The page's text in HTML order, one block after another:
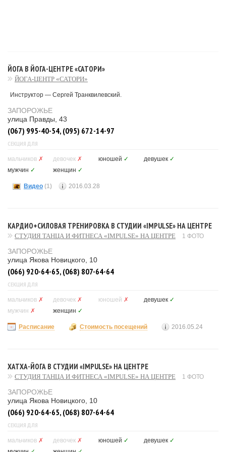
ЙОГА В ЙОГА-ЦЕНТРЕ «САТОРИ»
ЙОГА-ЦЕНТР «САТОРИ»
Инструктор — Сергей Транквилевский.
ЗАПОРОЖЬЕ
улица Правды, 43
(067) 995-40-54, (095) 672-14-97
СЕКЦИЯ ДЛЯ
мальчиков ✗ девочек ✗ юношей ✓ девушек ✓
мужчин ✓ женщин ✓
Видео (1) 2016.03.28
КАРДИО+СИЛОВАЯ ТРЕНИРОВКА В СТУДИИ «IMPULSE» НА ЦЕНТРЕ
СТУДИЯ ТАНЦА И ФИТНЕСА «IMPULSE» НА ЦЕНТРЕ 1 ФОТО
ЗАПОРОЖЬЕ
улица Якова Новицкого, 10
(066) 920-64-65, (068) 807-64-64
СЕКЦИЯ ДЛЯ
мальчиков ✗ девочек ✗ юношей ✗ девушек ✓
мужчин ✗ женщин ✓
Расписание Стоимость посещений 2016.05.24
ХАТХА-ЙОГА В СТУДИИ «IMPULSE» НА ЦЕНТРЕ
СТУДИЯ ТАНЦА И ФИТНЕСА «IMPULSE» НА ЦЕНТРЕ 1 ФОТО
ЗАПОРОЖЬЕ
улица Якова Новицкого, 10
(066) 920-64-65, (068) 807-64-64
СЕКЦИЯ ДЛЯ
мальчиков ✗ девочек ✗ юношей ✓ девушек ✓